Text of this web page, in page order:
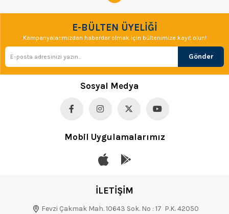
E-BÜLTEN ÜYELİĞİ
Kampanyalarımızdan haberdar olmak için bültenimize kayıt olun!
Gönder
Sosyal Medya
Mobil Uygulamalarımız
İLETİŞİM
Fevzi Çakmak Mah. 10643 Sok. No : 17 P.K. 42050